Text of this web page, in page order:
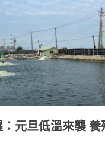
元旦低溫來襲 養